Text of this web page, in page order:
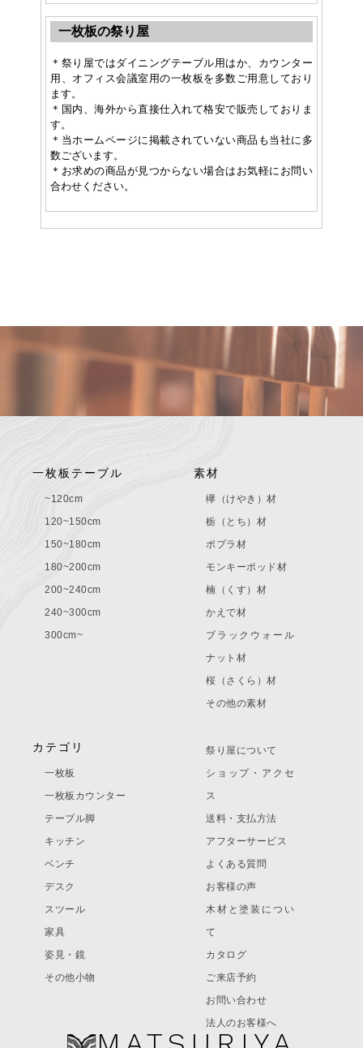
一枚板の祭り屋
＊祭り屋ではダイニングテーブル用はか、カウンター
用、オフィス会議室用の一枚板を多数ご用意しており
ます。
＊国内、海外から直接仕入れて格安で販売しておりま
す。
＊当ホームページに掲載されていない商品も当社に多
数ございます。
＊お求めの商品が見つからない場合はお気軽にお問い
合わせください。
一枚板テーブル
~120cm
120~150cm
150~180cm
180~200cm
200~240cm
240~300cm
300cm~
素材
欅（けやき）材
栃（とち）材
ポプラ材
モンキーポッド材
楠（くす）材
かえで材
ブラックウォール
ナット材
桜（さくら）材
その他の素材
カテゴリ
一枚板
一枚板カウンター
テーブル脚
キッチン
ベンチ
デスク
スツール
家具
姿見・鏡
その他小物
祭り屋について
ショップ・アクセ
ス
送料・支払方法
アフターサービス
よくある質問
お客様の声
木材と塗装につい
て
カタログ
ご来店予約
お問い合わせ
法人のお客様へ